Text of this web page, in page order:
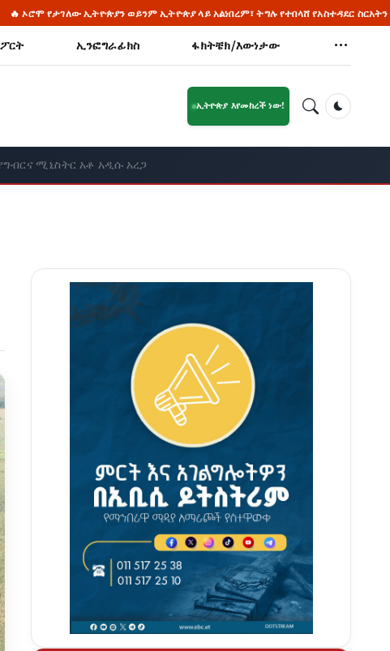
ላይ አልነበረም፣ ትግሉ የተበላሸ የአስተዳደር ስርአትን መታገል ነበር።" ጠቅላይ ሚኒስትር
ኢንፎግራፊክስ ፋክትቼክ/እውነታው
ኢትዮጵያ እየመከረች ነው!
Dark
ሚኒስትር አቶ አዲሱ አረጋ